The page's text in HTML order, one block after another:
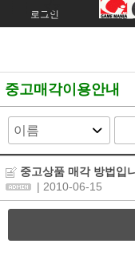
로그인 회
중고매각이용안내
중고상품 매각 방법입
| 2010-06-15